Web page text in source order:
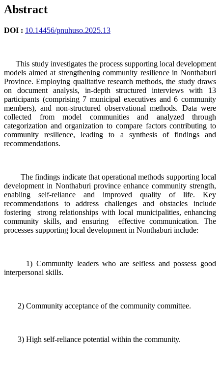
Abstract
DOI : 10.14456/pnuhuso.2025.13
This study investigates the process supporting local development
models aimed at strengthening community resilience in Nonthaburi
Province. Employing qualitative research methods, the study draws
on document analysis, in-depth structured interviews with 13
participants (comprising 7 municipal executives and 6 community
members), and non-structured observational methods. Data were
collected from model communities and analyzed through
categorization and organization to compare factors contributing to
community resilience, leading to a synthesis of findings and
recommendations.
The findings indicate that operational methods supporting local
development in Nonthaburi province enhance community strength,
enabling self-reliance and improved quality of life. Key
recommendations to address challenges and obstacles include
fostering strong relationships with local municipalities, enhancing
community skills, and ensuring effective communication. The
processes supporting local development in Nonthaburi include:
1) Community leaders who are selfless and possess good
interpersonal skills.
2) Community acceptance of the community committee.
3) High self-reliance potential within the community.